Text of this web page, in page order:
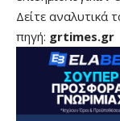
Δείτε αναλυτικά
πηγή: grtimes.gr